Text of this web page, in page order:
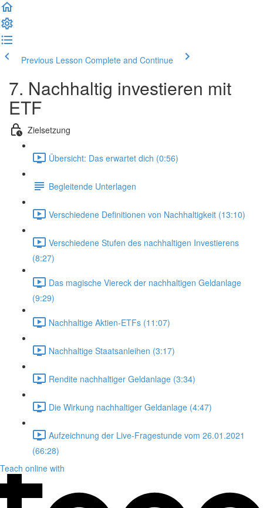
Previous Lesson Complete and Continue
7. Nachhaltig investieren mit
ETF
Zielsetzung
Übersicht: Das erwartet dich (0:56)
Begleitende Unterlagen
Verschiedene Definitionen von Nachhaltigkeit (13:10)
Verschiedene Stufen des nachhaltigen Investierens
(8:27)
Das magische Viereck der nachhaltigen Geldanlage
(9:29)
Nachhaltige Aktien-ETFs (11:07)
Nachhaltige Staatsanleihen (3:17)
Rendite nachhaltiger Geldanlage (3:34)
Die Wirkung nachhaltiger Geldanlage (4:47)
Aufzeichnung der Live-Fragestunde vom 26.01.2021
(66:28)
Teach online with